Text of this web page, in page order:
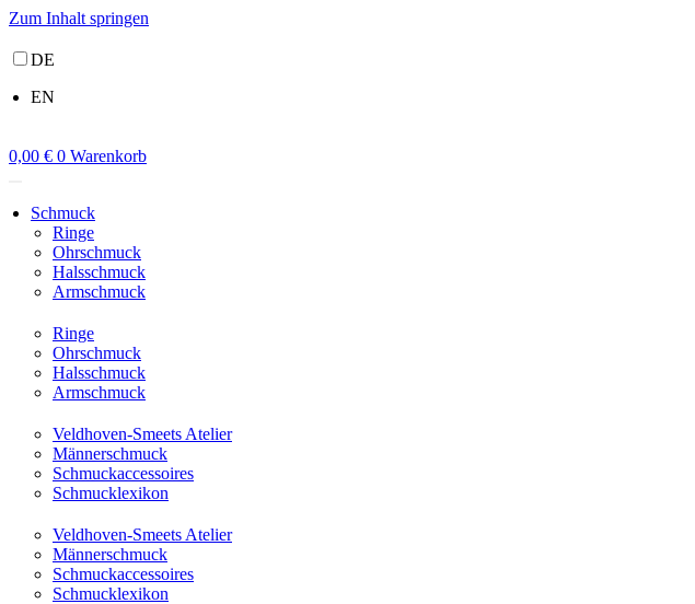
Zum Inhalt springen
DE
EN
0,00 € 0 Warenkorb
Schmuck
Ringe
Ohrschmuck
Halsschmuck
Armschmuck
Ringe
Ohrschmuck
Halsschmuck
Armschmuck
Veldhoven-Smeets Atelier
Männerschmuck
Schmuckaccessoires
Schmucklexikon
Veldhoven-Smeets Atelier
Männerschmuck
Schmuckaccessoires
Schmucklexikon